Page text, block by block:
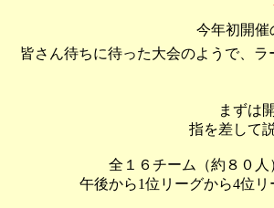
今年初開催
皆さん待ちに待った大会のようで、
まずは
指を差して
全１６チーム（約８０人
午後から1位リーグから4位